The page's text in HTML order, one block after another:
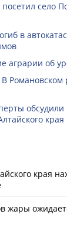
село
в
аграрии об
края
края
жары